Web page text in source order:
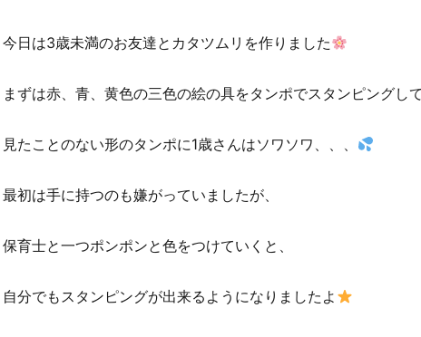
今日は3歳未満のお友達とカタツムリを作りました
まずは赤、青、黄色の三色の絵の具をタンポでスタンピングし
見たことのない形のタンポに1歳さんはソワソワ、、、
最初は手に持つのも嫌がっていましたが、
保育士と一つポンポンと色をつけていくと、
自分でもスタンピングが出来るようになりましたよ